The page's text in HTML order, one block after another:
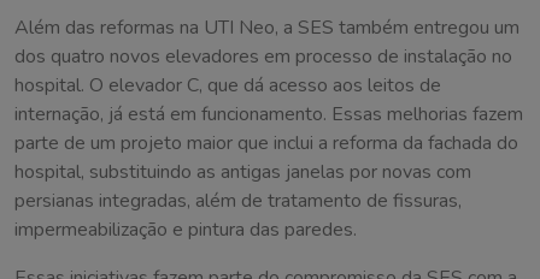
Além das reformas na UTI Neo, a SES também entregou um
dos quatro novos elevadores em processo de instalação no
hospital. O elevador C, que dá acesso aos leitos de
internação, já está em funcionamento. Essas melhorias fazem
parte de um projeto maior que inclui a reforma da fachada do
hospital, substituindo as antigas janelas por novas com
persianas integradas, além de tratamento de fissuras,
impermeabilização e pintura das paredes.